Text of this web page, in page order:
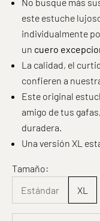
este estuche
individualmente
un cuero
La calidad, el
confieren a
Este original
amigo de tus
duradera.
Una versión XL
Tamaño:
Estándar
XL